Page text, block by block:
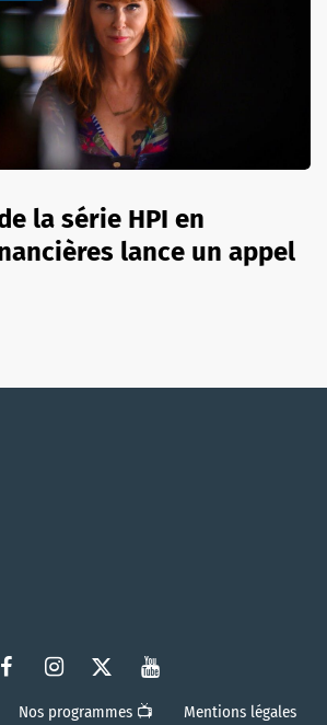
la série HPI en
lance un appel
Nos programmes 📺 Mentions légales